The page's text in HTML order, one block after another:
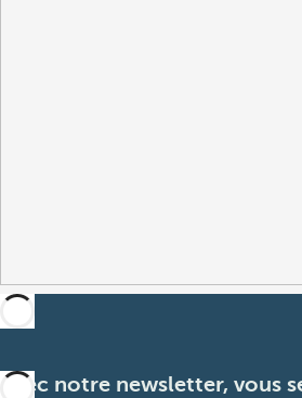
Avec notre newsletter, vous